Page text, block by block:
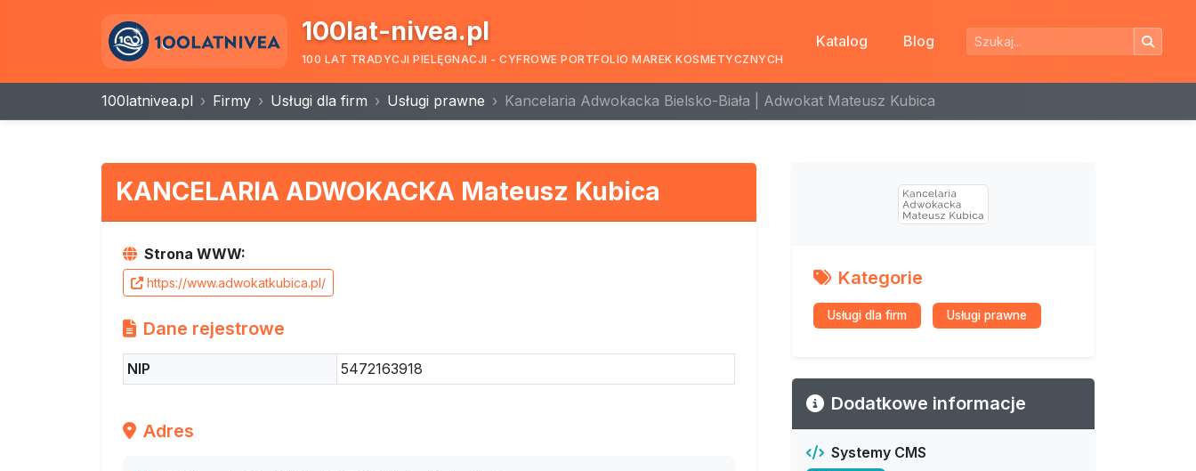
100lat-nivea.pl
100 LAT TRADYCJI PIELĘGNACJI - CYFROWE PORTFOLIO MAREK KOSMETYCZNYCH
Katalog Blog
100latnivea.pl Firmy Usługi dla firm Usługi prawne Kancelaria Adwokacka Bielsko-Biała | Adwokat Mateusz Kubica
KANCELARIA ADWOKACKA Mateusz Kubica
Strona WWW:
https://www.adwokatkubica.pl/
Dane rejestrowe
NIP 5472163918
Adres
Kategorie
Usługi dla firm Usługi prawne
Dodatkowe informacje
Systemy CMS